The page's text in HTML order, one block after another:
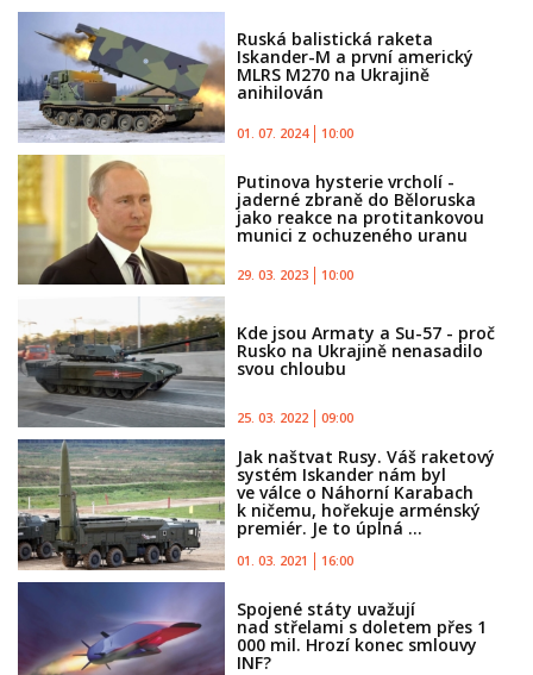
Ruská balistická raketa
Iskander-M a první americký
MLRS M270 na Ukrajině
anihilován
01. 07. 2024 10:00
Putinova hysterie vrcholí -
jaderné zbraně do Běloruska
jako reakce na protitankovou
munici z ochuzeného uranu
29. 03. 2023 10:00
Kde jsou Armaty a Su-57 - proč
Rusko na Ukrajině nenasadilo
svou chloubu
25. 03. 2022 09:00
Jak naštvat Rusy. Váš raketový
systém Iskander nám byl
ve válce o Náhorní Karabach
k ničemu, hořekuje arménský
premiér. Je to úplná ...
01. 03. 2021 16:00
Spojené státy uvažují
nad střelami s doletem přes 1
000 mil. Hrozí konec smlouvy
INF?